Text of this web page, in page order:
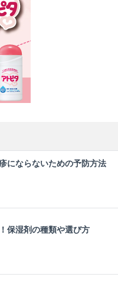
にならないための予防方法
保湿剤の種類や選び方